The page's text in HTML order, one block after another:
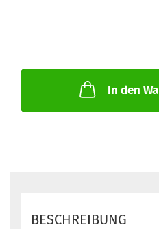
In den
BESCHREIBUNG